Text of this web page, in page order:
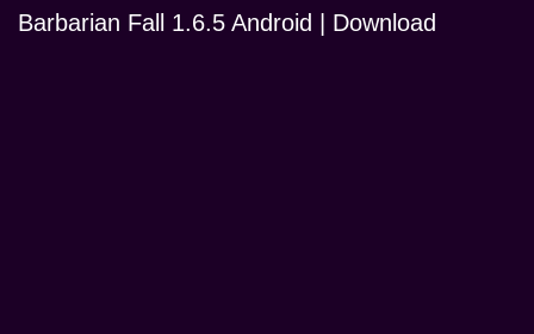
Barbarian Fall 1.6.5 Android | Download